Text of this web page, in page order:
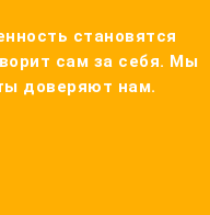
становятся
сам за себя. Мы
доверяют нам.